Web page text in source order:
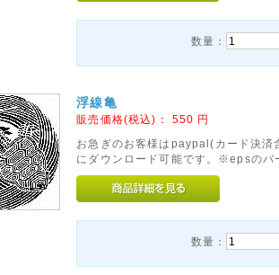
数量：
浮線亀
販売価格(税込)： 550 円
お急ぎのお客様はpaypal(カード決済
にダウンロード可能です。※epsのバ
数量：